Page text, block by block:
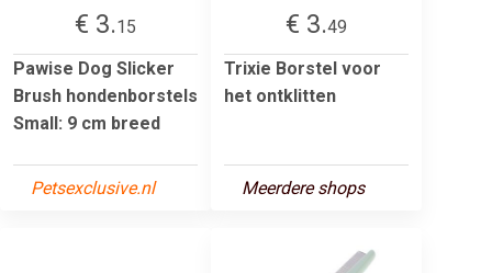
€ 3.15
Pawise Dog Slicker
Brush hondenborstels
Small: 9 cm breed
Petsexclusive.nl
€ 3.49
Trixie Borstel voor
het ontklitten
Meerdere shops